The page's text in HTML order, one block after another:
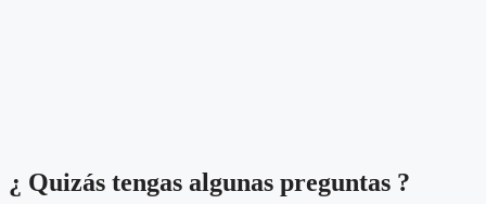
¿ Quizás tengas algunas preguntas ?